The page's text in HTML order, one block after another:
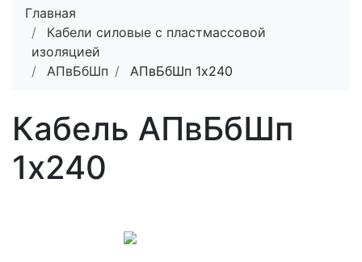
Главная
Кабели силовые с пластмассовой
изоляцией
АПвБбШп
АПвБбШп 1x240
Кабель АПвБбШп
1x240